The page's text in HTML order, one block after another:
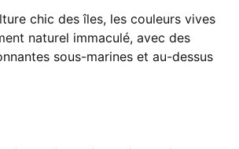
chic des îles, les couleurs vives
naturel immaculé, avec des
sous-marines et au-dessus